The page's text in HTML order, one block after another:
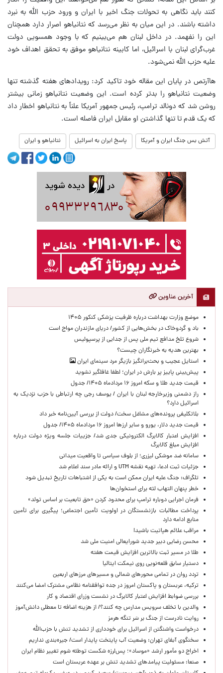
کنند باید نگاهی به تحولات جنگ اخیر با ایران و ورود حزب الله به نبرد
داشته باشند. در این میان به نظر می‌رسد که نتانیاهو اصرار دارد همچنان
این را نفهمد. در داخل لبنان هم می‌بینیم که با وجود همسویی دولت
غرب‌گرای لبنان با اسرائیل، اما کابینه نتانیاهو موفق به تحقق اهداف خود
علیه حزب الله نمی‌شود.
هاآرتص در پایان این مقاله خود تاکید کرد: رویدادهای هفته گذشته تنها
وضعیت نتانیاهو را بدتر کرده است. این وضعیت نتانیاهو زمانی بیشتر
روشن شد که دونالد ترامپ، رئیس جمهور آمریکا علناً به نتانیاهو اخطار داد
که یک قدم تا تنها گذاشتن او مقابل ایران فاصله است.
آتش بس جنگ ایران و آمریکا پاسخ ایران به اسرائیل نتانیاهو و ایران
آخرین عناوین
موضع وزارت بهداشت درباره ظرفیت پزشکی کنکور ۱۴۰۵
باد و گردوخاک در بخش‌هایی از کشور/ دریای مازندران مواج است
شروع تلخ مدافع تیم ملی پس از جدایی از پرسپولیس
بهترین هدیه به خبرنگاران چیست؟
استایل عجیب و بحث‌برانگیز بازیگر مرد سینمای ایران
پیش‌بینی پاییز پر بارش در ایران؛ لطفا غافلگیر نشوید
قیمت جدید طلا و سکه امروز ۱۶ مردادماه ۱۴۰۵/ جدول
راز دشمنی وزیرخارجه لبنان با ایران / یوسف رجی چه ارتباطی با حزب نزدیک به
اسرائیل دارد؟
بلاتکلیفی پرونده‌های مشاغل سخت/ دولت از بررسی آیین‌نامه خبر داد
قیمت جدید دلار، یورو و سایر ارزها امروز ۱۶ مردادماه ۱۴۰۵/ جدول
افزایش اعتبار کالابرگ الکترونیکی جدی شد/ جزییات جلسه ویژه دولت درباره
افزایش مبلغ کالابرگ
سامانه ضد موشکی لیزری؛ از بلوف سیاسی تا واقعیت میدانی
جزئیات ثبت ادعا، تهیه نقشه UTM و ارائه مادر سند اعلام شد
تلگراف: جنگ علیه ایران ممکن است به یکی از اشتباهات تاریخ تبدیل شود
خطر پنهان التهاب لثه برای استخوان‌ها
فرمان اجرایی دوباره ترامپ برای محدود کردن «حق تابعیت بر اساس تولد»
پرداخت مطالبات بازنشستگان در اولویت تأمین اجتماعی؛ پیگیری برای تأمین
منابع ادامه دارد
مراقب علائم هپاتیت باشید!
محسن رضایی دبیر جدید شورایعالی امنیت ملی شد
طلا در مسیر ثبت بالاترین افزایش قیمت هفته
دستیار سابق قلعه‌نویی روی نیمکت ایتالیا
تردد روان در تمامی محورهای شمالی و مسیرهای مرزهای اربعین
ترکیه، عربستان و پاکستان امروز در جده توافقنامه نظامی مشترک امضا می‌کنند
بررسی ضوابط افزایش اعتبار کالابرگ در نشست وزرای اقتصاد و کار
والدین با تخلف سرویس مدارس چه کنند؟/ از هزینه اضافه تا معطلی دانش‌آموز
روایت نادرست از جنگ بر سَر تنگه هرمز
درخواست واشنگتن از اسرائیل برای خودداری از تشدید تنش با حزب‌الله
سخنگوی آبفای تهران: وضعیت آب پایتخت پایدار است/ جیره‌بندی نداریم
اخراج دو مأمور ارشد «موساد»؛ پس‌لرزه شکست توطئه شوم تغییر نظام ایران
صنعا: مسئولیت پیامدهای تشدید تنش بر عهده عربستان است